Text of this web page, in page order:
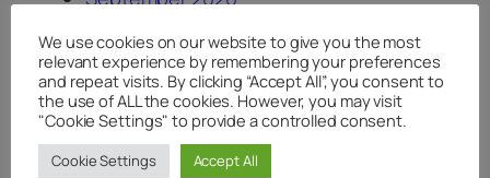
Juni 2020
Mai 2020
April 2020
August 2019
August 2018
We use cookies on our website to give you the most
relevant experience by remembering your preferences
and repeat visits. By clicking “Accept All”, you consent to
the use of ALL the cookies. However, you may visit
"Cookie Settings" to provide a controlled consent.
Cookie Settings Accept All